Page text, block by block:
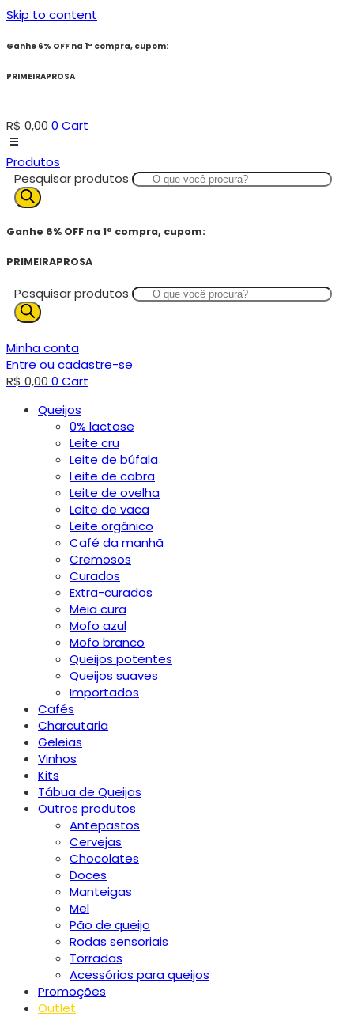
Skip to content
Ganhe 6% OFF na 1ª compra, cupom:
PRIMEIRAPROSA
R$ 0,00 0 Cart
Produtos
Pesquisar produtos
Ganhe 6% OFF na 1ª compra, cupom:
PRIMEIRAPROSA
Pesquisar produtos
Minha conta
Entre ou cadastre-se
R$ 0,00 0 Cart
Queijos
0% lactose
Leite cru
Leite de búfala
Leite de cabra
Leite de ovelha
Leite de vaca
Leite orgânico
Café da manhã
Cremosos
Curados
Extra-curados
Meia cura
Mofo azul
Mofo branco
Queijos potentes
Queijos suaves
Importados
Cafés
Charcutaria
Geleias
Vinhos
Kits
Tábua de Queijos
Outros produtos
Antepastos
Cervejas
Chocolates
Doces
Manteigas
Mel
Pão de queijo
Rodas sensoriais
Torradas
Acessórios para queijos
Promoções
Outlet